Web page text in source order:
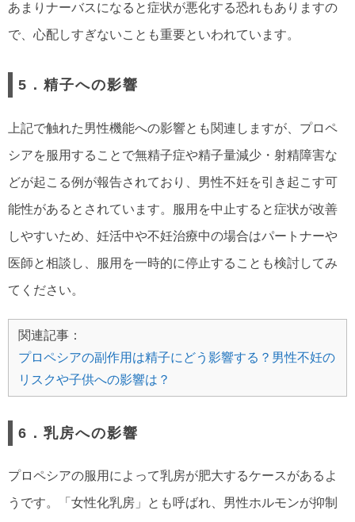
あまりナーバスになると症状が悪化する恐れもありますの
で、心配しすぎないことも重要といわれています。
5．精子への影響
上記で触れた男性機能への影響とも関連しますが、プロペ
シアを服用することで無精子症や精子量減少・射精障害な
どが起こる例が報告されており、男性不妊を引き起こす可
能性があるとされています。服用を中止すると症状が改善
しやすいため、妊活中や不妊治療中の場合はパートナーや
医師と相談し、服用を一時的に停止することも検討してみ
てください。
関連記事：
プロペシアの副作用は精子にどう影響する？男性不妊の
リスクや子供への影響は？
6．乳房への影響
プロペシアの服用によって乳房が肥大するケースがあるよ
うです。「女性化乳房」とも呼ばれ、男性ホルモンが抑制